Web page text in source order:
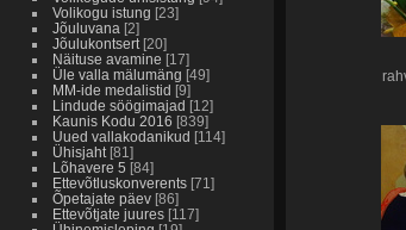
Volikogu istung [23]
Jõuluvana [2]
Jõulukontsert [20]
Näituse avamine [17]
Üle valla mälumäng [49]
MM-ide medalistid [9]
Lindude söögimajad [12]
Kaunis Kodu 2016 [839]
Uued vallakodanikud [114]
Ühisjaht [81]
Lõhavere 5 [84]
Ettevõtluskonverents [71]
Õpetajate päev [86]
Ettevõtjate juures [117]